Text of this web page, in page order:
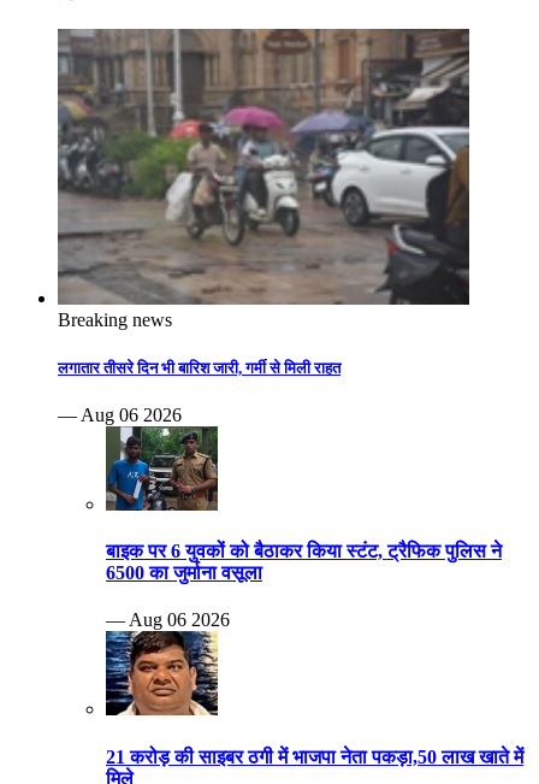
Breaking news
लगातार तीसरे दिन भी बारिश जारी, गर्मी से मिली राहत
— Aug 06 2026
बाइक पर 6 युवकों को बैठाकर किया स्टंट, ट्रैफिक पुलिस ने
6500 का जुर्माना वसूला
— Aug 06 2026
21 करोड़ की साइबर ठगी में भाजपा नेता पकड़ा,50 लाख खाते में
मिले